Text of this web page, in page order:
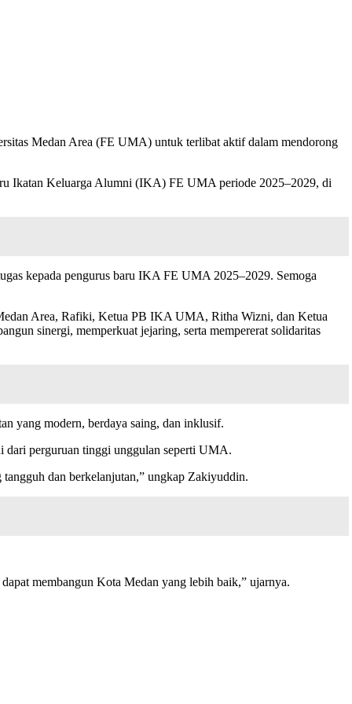
Medan Area (FE UMA) untuk terlibat aktif dalam mendorong
Ikatan Keluarga Alumni (IKA) FE UMA periode 2025–2029, di
kepada pengurus baru IKA FE UMA 2025–2029. Semoga
Area, Rafiki, Ketua PB IKA UMA, Ritha Wizni, dan Ketua
sinergi, memperkuat jejaring, serta mempererat solidaritas
yang modern, berdaya saing, dan inklusif.
dari perguruan tinggi unggulan seperti UMA.
tangguh dan berkelanjutan,” ungkap Zakiyuddin.
membangun Kota Medan yang lebih baik,” ujarnya.